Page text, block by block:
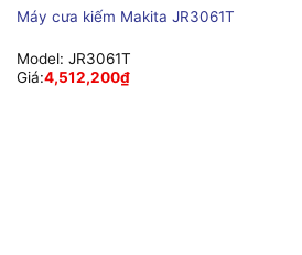
Máy cưa kiếm Makita JR3061T
Model: JR3061T
Giá:4,512,200₫